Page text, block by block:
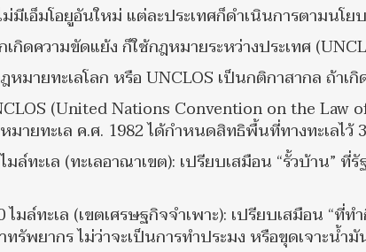
ม่มีเอ็มโอยูอันใหม่ แต่ละประเทศก็ดำเนินการตามนโย
เกิดความขัดแย้ง ก็ใช้กฎหมายระหว่างประเทศ
หมายทะเลโลก หรือ UNCLOS เป็นกติกาสากล ถ้า
(United Nations Convention on the Law
มายทะเล ค.ศ. 1982 ได้กำหนดสิทธิพื้นที่ทางทะเลไว้
มล์ทะเล (ทะเลอาณาเขต): เปรียบเสมือน “รั้วบ้าน”
ไมล์ทะเล (เขตเศรษฐกิจจำเพาะ): เปรียบเสมือน “ที่
ทรัพยากร ไม่ว่าจะเป็นการทำประมง หรือขุดเจาะน้ำมั